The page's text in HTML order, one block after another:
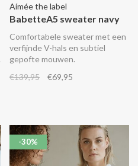
Aímée the label
BabetteA5 sweater navy
Comfortabele sweater met een
verfijnde V-hals en subtiel
gepofte mouwen.
€139,95
€69,95
-30%